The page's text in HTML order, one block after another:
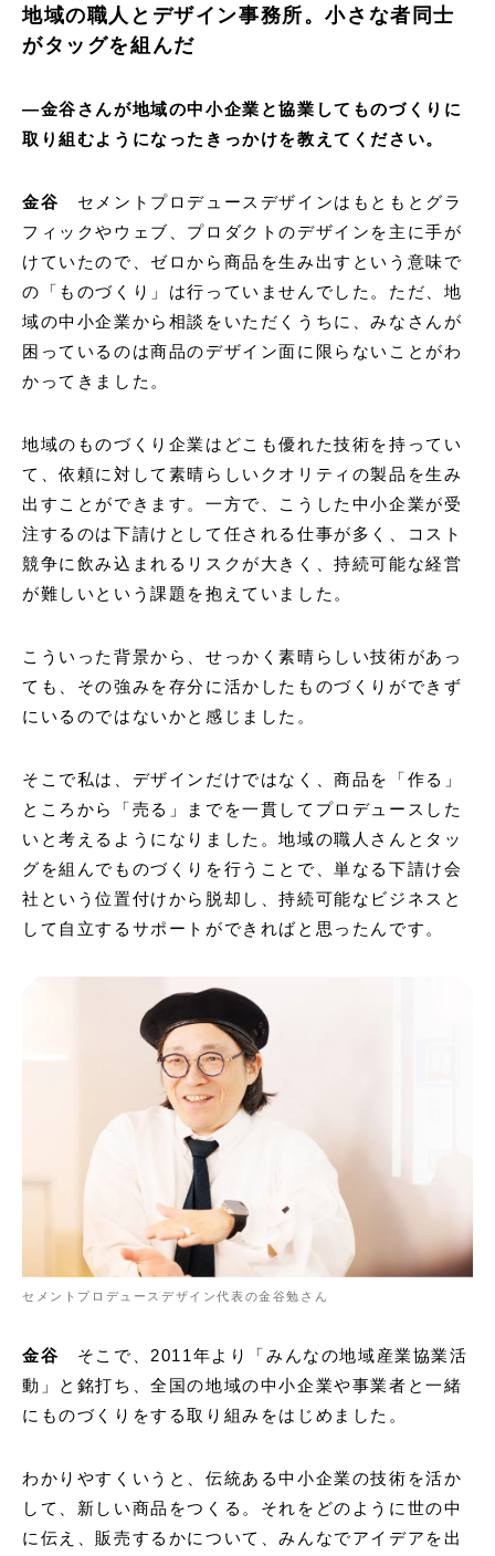
地域の職人とデザイン事務所。小さな者同士
がタッグを組んだ
―金谷さんが地域の中小企業と協業してものづくりに
取り組むようになったきっかけを教えてください。
金谷
セメントプロデュースデザインはもともとグラ
フィックやウェブ、プロダクトのデザインを主に手が
けていたので、ゼロから商品を生み出すという意味で
の「ものづくり」は行っていませんでした。ただ、地
域の中小企業から相談をいただくうちに、みなさんが
困っているのは商品のデザイン面に限らないことがわ
かってきました。
地域のものづくり企業はどこも優れた技術を持ってい
て、依頼に対して素晴らしいクオリティの製品を生み
出すことができます。一方で、こうした中小企業が受
注するのは下請けとして任される仕事が多く、コスト
競争に飲み込まれるリスクが大きく、持続可能な経営
が難しいという課題を抱えていました。
こういった背景から、せっかく素晴らしい技術があっ
ても、その強みを存分に活かしたものづくりができず
にいるのではないかと感じました。
そこで私は、デザインだけではなく、商品を「作る」
ところから「売る」までを一貫してプロデュースした
いと考えるようになりました。地域の職人さんとタッ
グを組んでものづくりを行うことで、単なる下請け会
社という位置付けから脱却し、持続可能なビジネスと
して自立するサポートができればと思ったんです。
セメントプロデュースデザイン代表の金谷勉さん
金谷
そこで、2011年より「みんなの地域産業協業活
動」と銘打ち、全国の地域の中小企業や事業者と一緒
にものづくりをする取り組みをはじめました。
わかりやすくいうと、伝統ある中小企業の技術を活か
して、新しい商品をつくる。それをどのように世の中
に伝え、販売するかについて、みんなでアイデアを出